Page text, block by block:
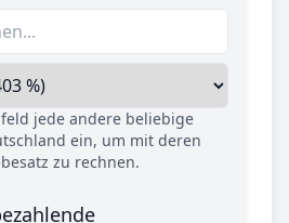
jede andere beliebige
ein, um mit deren
zu rechnen.